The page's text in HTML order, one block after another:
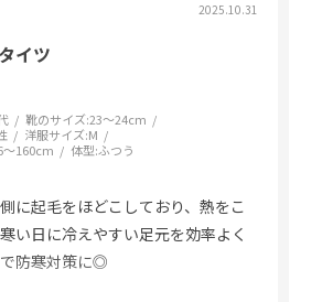
2025.10.31
イツ
靴のサイズ:23～24cm
洋服サイズ:M
～160cm 体型:ふつう
に起毛をほどこしており、熱をこ
い日に冷えやすい足元を効率よく
防寒対策に◎